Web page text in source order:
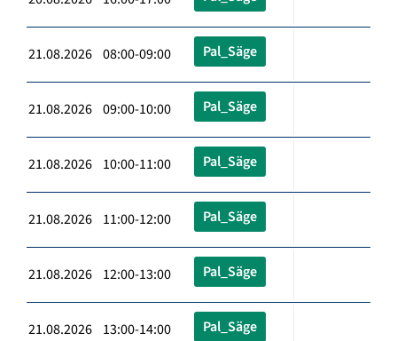
21.08.2026 08:00-09:00 Pal_Säge
21.08.2026 09:00-10:00 Pal_Säge
21.08.2026 10:00-11:00 Pal_Säge
21.08.2026 11:00-12:00 Pal_Säge
21.08.2026 12:00-13:00 Pal_Säge
21.08.2026 13:00-14:00 Pal_Säge